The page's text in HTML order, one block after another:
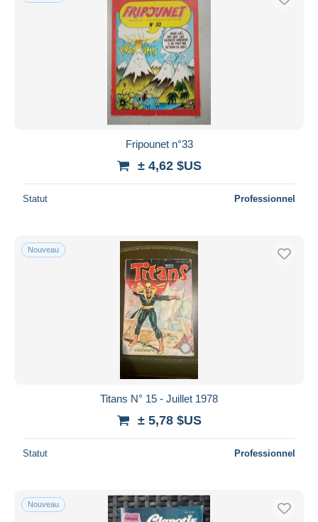
Fripounet n°33
± 4,62 $US
Statut Professionnel
Nouveau
Titans N° 15 - Juillet 1978
± 5,78 $US
Statut Professionnel
Nouveau